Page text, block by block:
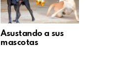
Asustando a sus
mascotas